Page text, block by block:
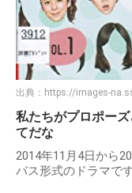
出典： https://images-
私たちがプロポー
てだな
2014年11月4日から
バス形式のドラマです